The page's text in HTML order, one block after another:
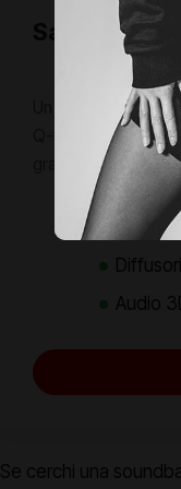
Samsung
Un concentrato di
Q-Symphony e
grazie a SpaceFit
Pro
Audio
Se cerchi una